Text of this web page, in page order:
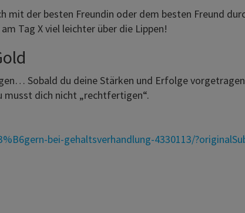
mit der besten Freundin oder dem besten Freund
Tag X viel leichter über die Lippen!
Sobald du deine Stärken und Erfolge
musst dich nicht „rechtfertigen“.
bei-gehaltsverhandlung-4330113/